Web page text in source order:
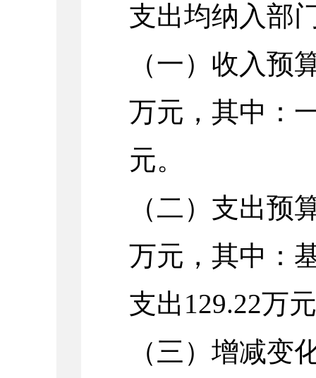
支出均纳入部
（一）收入预
万元，其中：
元。
（二）支出预
万元，其中：
支出129.22万
（三）增减变